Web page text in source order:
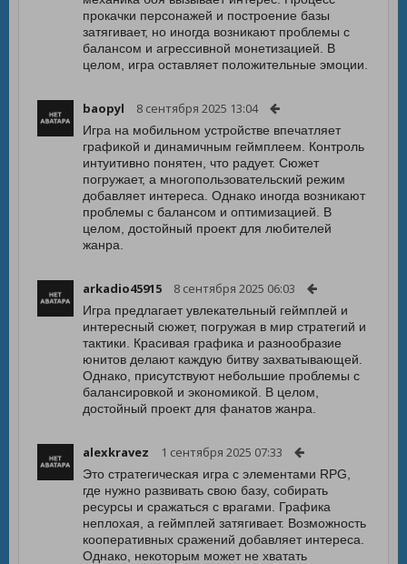
прокачки персонажей и построение базы
затягивает, но иногда возникают проблемы с
балансом и агрессивной монетизацией. В
целом, игра оставляет положительные эмоции.
baopyl 8 сентября 2025 13:04
Игра на мобильном устройстве впечатляет
графикой и динамичным геймплеем. Контроль
интуитивно понятен, что радует. Сюжет
погружает, а многопользовательский режим
добавляет интереса. Однако иногда возникают
проблемы с балансом и оптимизацией. В
целом, достойный проект для любителей
жанра.
arkadio45915 8 сентября 2025 06:03
Игра предлагает увлекательный геймплей и
интересный сюжет, погружая в мир стратегий и
тактики. Красивая графика и разнообразие
юнитов делают каждую битву захватывающей.
Однако, присутствуют небольшие проблемы с
балансировкой и экономикой. В целом,
достойный проект для фанатов жанра.
alexkravez 1 сентября 2025 07:33
Это стратегическая игра с элементами RPG,
где нужно развивать свою базу, собирать
ресурсы и сражаться с врагами. Графика
неплохая, а геймплей затягивает. Возможность
кооперативных сражений добавляет интереса.
Однако, некоторым может не хватать